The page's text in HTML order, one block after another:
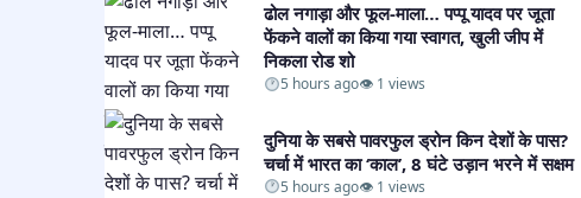
ढोल नगाड़ा और फूल-माला… पप्पू यादव पर जूता
फेंकने वालों का किया गया स्वागत, खुली जीप में
निकला रोड शो​
5 hours ago👁 1 views
दुनिया के सबसे पावरफुल ड्रोन किन देशों के पास?
चर्चा में भारत का ‘काल’, 8 घंटे उड़ान भरने में सक्षम​
5 hours ago👁 1 views